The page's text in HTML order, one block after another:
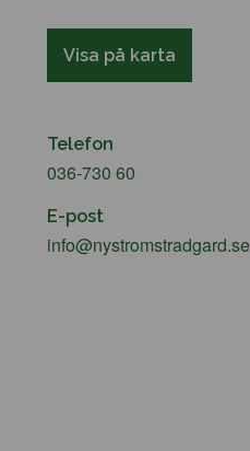
Visa på karta
Telefon
036-730 60
E-post
info@nystromstradgard.se